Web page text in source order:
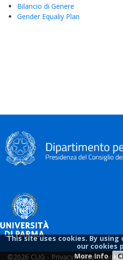
Bilancio di Genere
Gender Equaliy Plan
©2026 CUG - Privacy Policy-
This site uses cookies. By
our cookies
More Info